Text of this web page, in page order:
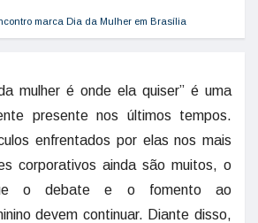
marca Dia da Mulher em Brasília
mulher é onde ela quiser” é uma
presente nos últimos tempos.
enfrentados por elas nos mais
corporativos ainda são muitos, o
o debate e o fomento ao
devem continuar. Diante disso,